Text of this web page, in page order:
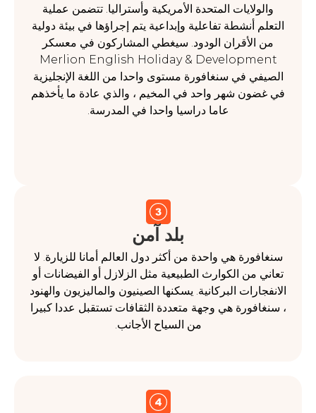
المتحدة الأمريكية وأستراليا. تتضمن عملية
أنشطة تفاعلية وإبداعية يتم إجراؤها في بيئة دولية
الودود. سيغطي المشاركون في معسكر
Merlion English Holiday &
في سنغافورة مستوى واحدا من اللغة الإنجليزية
شهر واحد في المخيم ، والذي عادة ما يأخذهم
عاما دراسيا واحدا في المدرسة.
هي واحدة من أكثر دول العالم أمانا للزيارة. لا
الكوارث الطبيعية مثل الزلازل أو الفيضانات أو
البركانية. يسكنها الصينيون والماليزيون والهنود
هي وجهة متعددة الثقافات تستقبل عددا كبيرا
من السياح الأجانب.